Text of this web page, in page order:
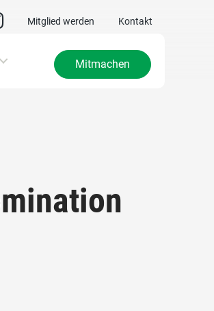
Mitglied werden Kontakt
Mitmachen